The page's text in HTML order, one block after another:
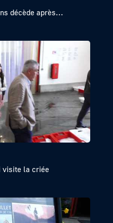
décède après...
visite la criée